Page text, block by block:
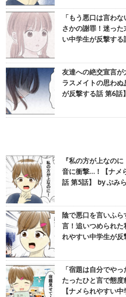
「もう悪口は言わ
さかの謝罪！迷っ
い中学生が反撃す
友達への絶交宣言が
ラスメイトの思わ
が反撃する話 第6話
『私の方が上なの
音に衝撃…！【ナメ
話 第5話】 by ぷみら
陰で悪口を言いふ
言！追いつめられ
れやすい中学生が
「宿題は自分でや
たったひと言で態
【ナメられやすい